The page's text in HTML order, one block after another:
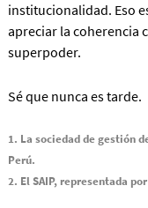
institucionalidad. Eso
apreciar la coherencia
superpoder.
Sé que nunca es tarde.
1. La sociedad de gestión
Perú.
2. El SAIP, representada